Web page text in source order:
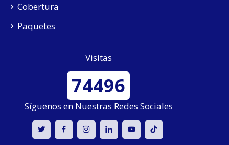
Cobertura
Paquetes
Visítas
74496
Síguenos en Nuestras Redes Sociales